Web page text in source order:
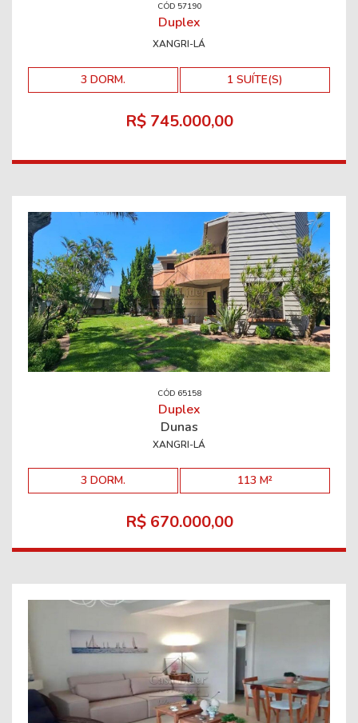
CÓD 57190
Duplex
XANGRI-LÁ
3 DORM. 1 SUÍTE(S)
R$ 745.000,00
CÓD 65158
Duplex
Dunas
XANGRI-LÁ
3 DORM. 113 M²
R$ 670.000,00